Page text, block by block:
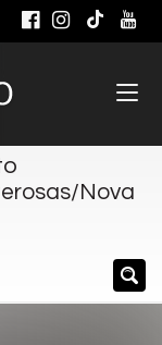
Nova